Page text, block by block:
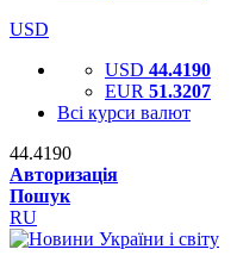
USD
USD 44.4190
EUR 51.3207
Всі курси валют
44.4190
Авторизація
Пошук
RU